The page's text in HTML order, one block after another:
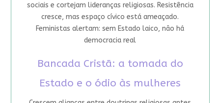
sociais e cortejam lideranças religiosas. Resistência
cresce, mas espaço cívico está ameaçado.
Feministas alertam: sem Estado laico, não há
democracia real
Bancada Cristã: a tomada do
Estado e o ódio às mulheres